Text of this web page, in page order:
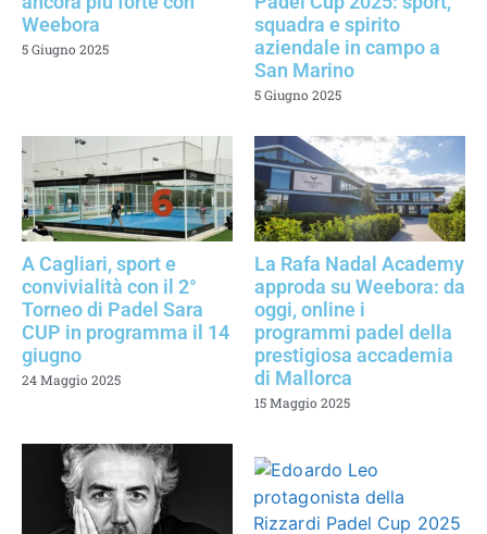
Weebora
5 Giugno 2025
squadra e spirito
aziendale in campo a
San Marino
5 Giugno 2025
A Cagliari, sport e
convivialità con il 2°
Torneo di Padel Sara
CUP in programma il 14
giugno
24 Maggio 2025
La Rafa Nadal Academy
approda su Weebora: da
oggi, online i
programmi padel della
prestigiosa accademia
di Mallorca
15 Maggio 2025